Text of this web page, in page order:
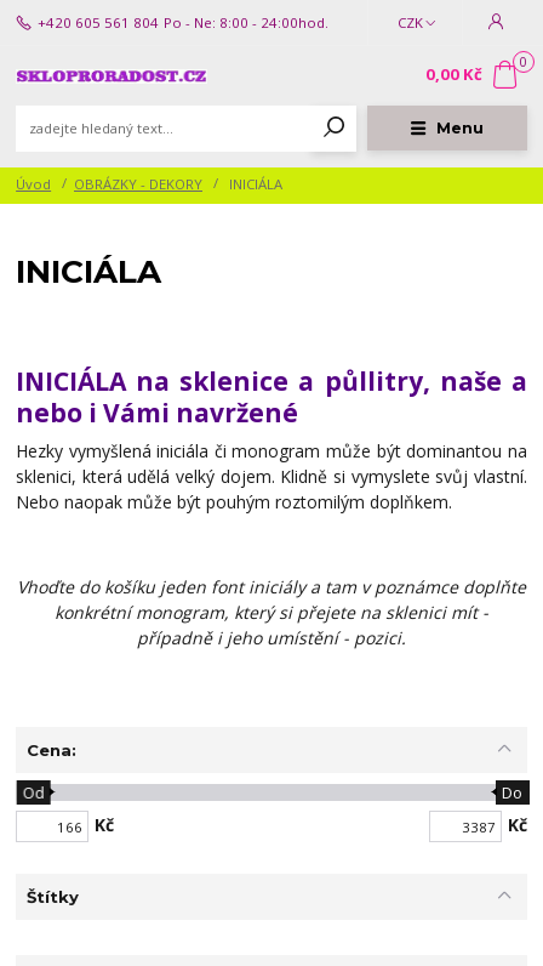
Menu
CZK
+420 605 561 804 Po - Ne: 8:00 - 24:00hod.
0
0,00 Kč
Úvod OBRÁZKY - DEKORY INICIÁLA
INICIÁLA
INICIÁLA na sklenice a půllitry, naše a
nebo i Vámi navržené
Hezky vymyšlená iniciála či monogram může být dominantou na
sklenici, která udělá velký dojem. Klidně si vymyslete svůj vlastní.
Nebo naopak může být pouhým roztomilým doplňkem.
Vhoďte do košíku jeden font iniciály a tam v poznámce doplňte
konkrétní monogram, který si přejete na sklenici mít -
případně i jeho umístění - pozici.
Cena:
Kč
Od Do
Kč
Štítky